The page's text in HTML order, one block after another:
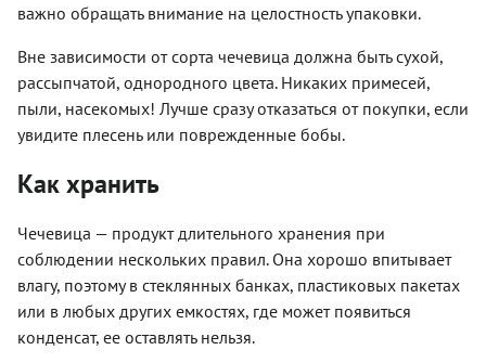
важно обращать внимание на целостность упаковки.
Вне зависимости от сорта чечевица должна быть сухой,
рассыпчатой, однородного цвета. Никаких примесей,
пыли, насекомых! Лучше сразу отказаться от покупки, если
увидите плесень или поврежденные бобы.
Как хранить
Чечевица — продукт длительного хранения при
соблюдении нескольких правил. Она хорошо впитывает
влагу, поэтому в стеклянных банках, пластиковых пакетах
или в любых других емкостях, где может появиться
конденсат, ее оставлять нельзя.